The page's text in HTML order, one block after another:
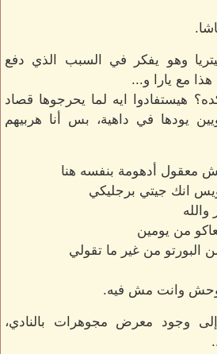
وهو يفكر في السبب الذي دفع
مع يارا و...
هيستفادوا ايه لما يحرجوها قصاد
يودها في داهية، بس أنا هربيهم
معقول أدهومة بنفسه هنا
انك جيتي برجليكي
من يومين
من غير ما تقولي
وحش وانت مش فيه.
وجود معرض مجوهرات بالنادي،